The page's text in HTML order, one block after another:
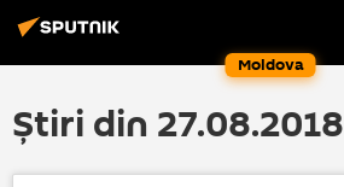
Moldova
Știri din 27.08.2018